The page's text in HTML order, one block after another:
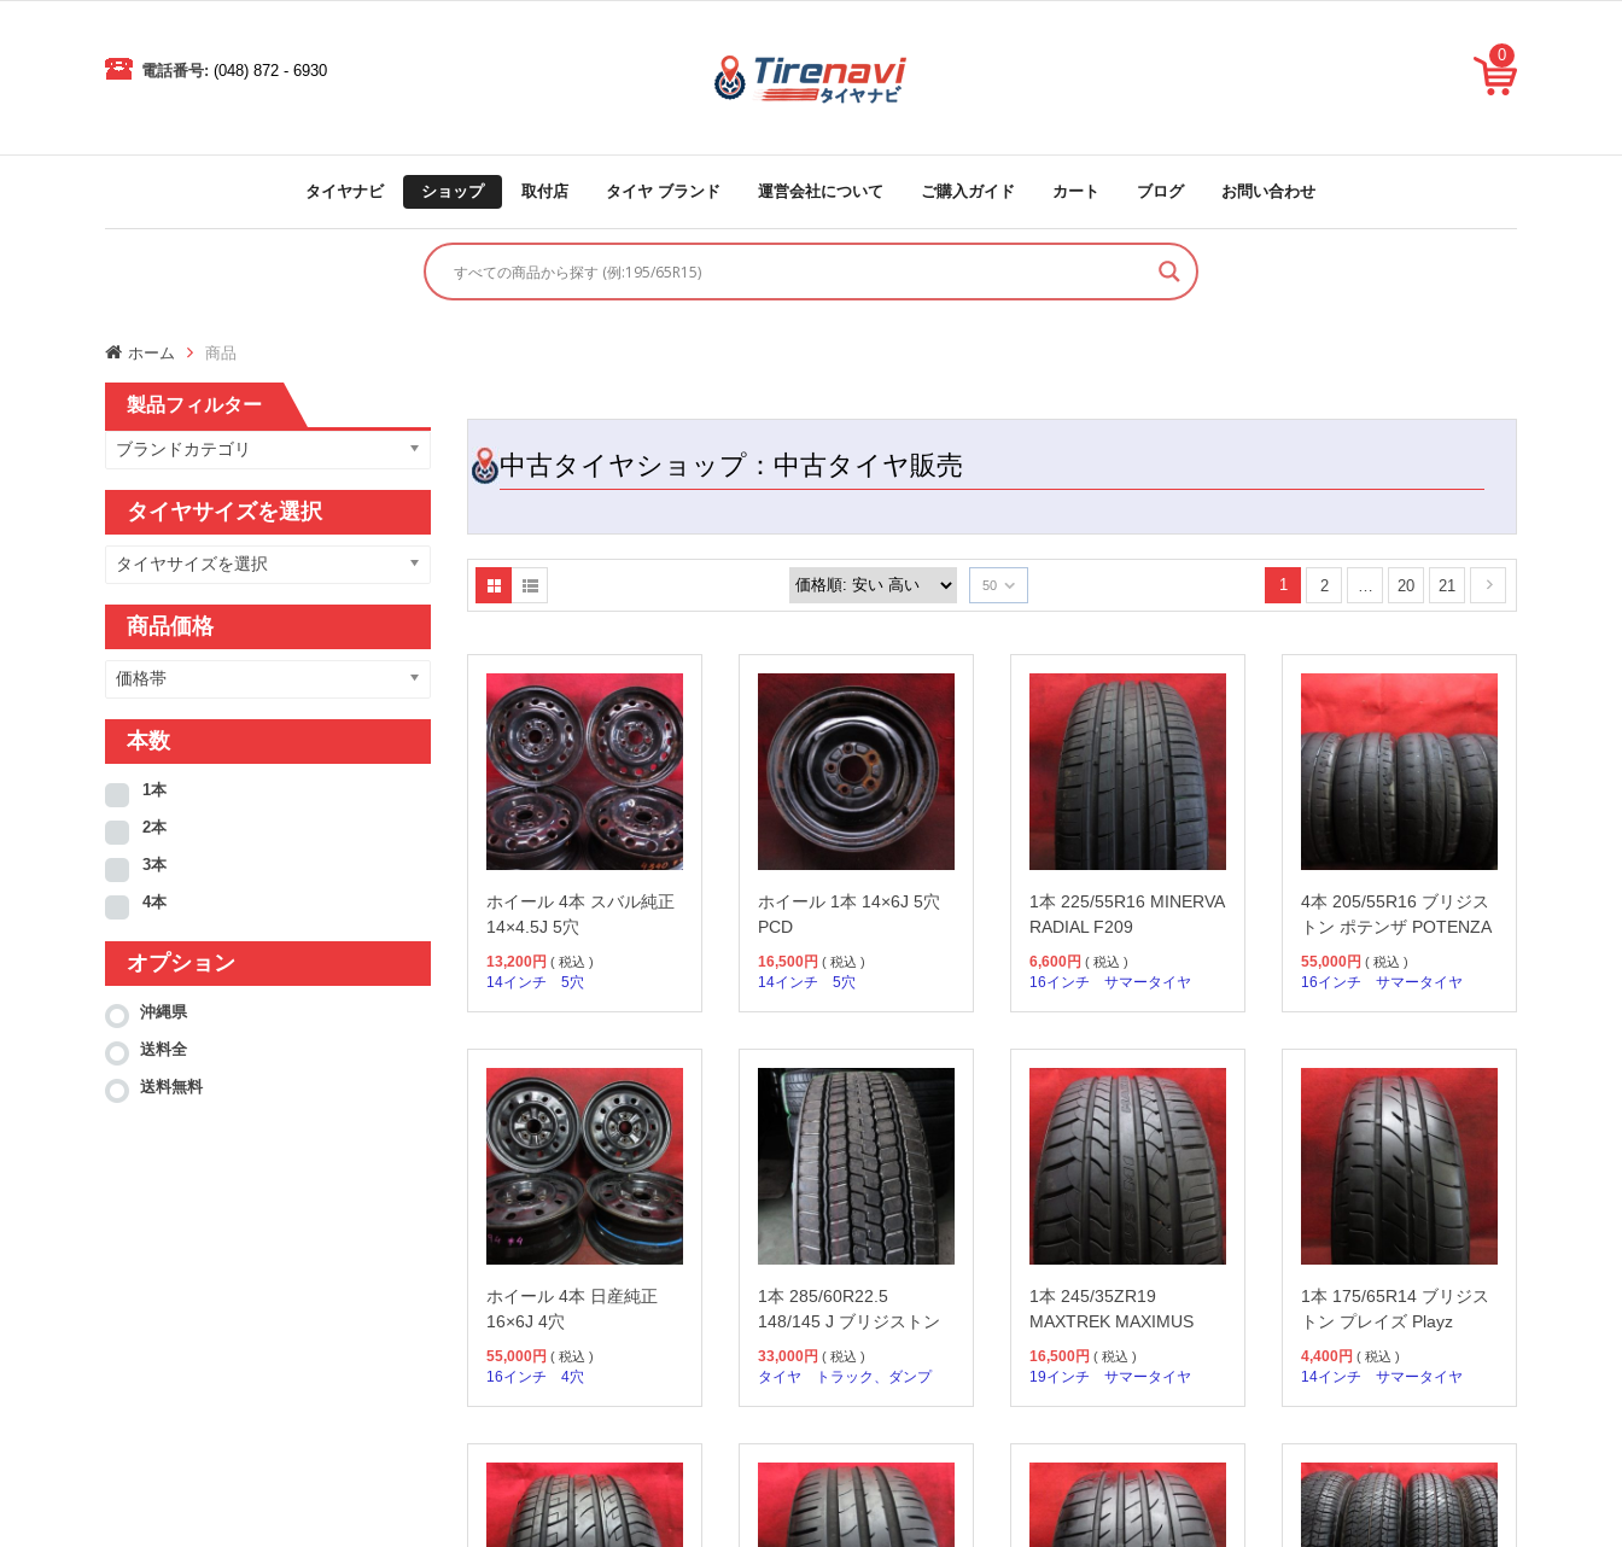
0
電話番号: (048) 872 - 6930
タイヤナビ ショップ 取付店 タイヤ ブランド 運営会社について ご購入ガイド カート ブログ お問い合わせ
ホーム 商品
製品フィルター
ブランドカテゴリ
タイヤサイズを選択
タイヤサイズを選択
商品価格
価格帯
本数
1本
2本
3本
4本
オプション
沖縄県
送料全
送料無料
中古タイヤショップ：中古タイヤ販売
50 1 2 … 20 21
ホイール 4本 スバル純正
14×4.5J 5穴
13,200円 ( 税込 )
14インチ 5穴
ホイール 1本 14×6J 5穴
PCD
16,500円 ( 税込 )
14インチ 5穴
1本 225/55R16 MINERVA
RADIAL F209
6,600円 ( 税込 )
16インチ サマータイヤ
4本 205/55R16 ブリジス
トン ポテンザ POTENZA
55,000円 ( 税込 )
16インチ サマータイヤ
ホイール 4本 日産純正
16×6J 4穴
55,000円 ( 税込 )
16インチ 4穴
1本 285/60R22.5
148/145 J ブリジストン
33,000円 ( 税込 )
タイヤ トラック、ダンプ
1本 245/35ZR19
MAXTREK MAXIMUS
16,500円 ( 税込 )
19インチ サマータイヤ
1本 175/65R14 ブリジス
トン プレイズ Playz
4,400円 ( 税込 )
14インチ サマータイヤ